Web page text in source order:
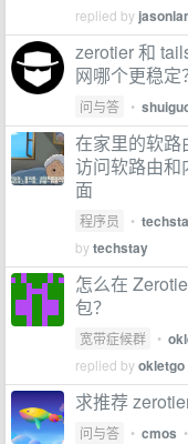
replied by
zerotier 和
网哪个更稳定
问与答 •
在家里的软路
访问软路由和
面
程序员 •
bytechstay
怎么在
包？
宽带症候群 •
replied byokletgo
求推荐
问与答 • cmos •